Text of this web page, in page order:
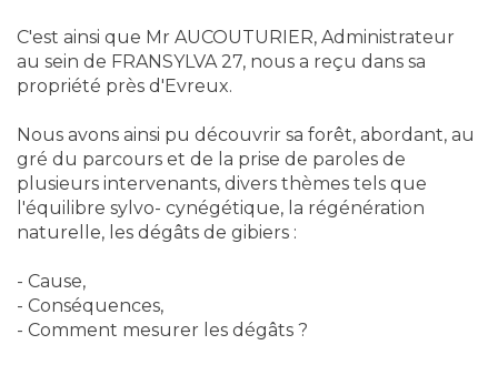
C'est ainsi que Mr AUCOUTURIER, Administrateur
au sein de FRANSYLVA 27, nous a reçu dans sa
propriété près d'Evreux.
Nous avons ainsi pu découvrir sa forêt, abordant, au
gré du parcours et de la prise de paroles de
plusieurs intervenants, divers thèmes tels que
l'équilibre sylvo- cynégétique, la régénération
naturelle, les dégâts de gibiers :
- Cause,
- Conséquences,
- Comment mesurer les dégâts ?